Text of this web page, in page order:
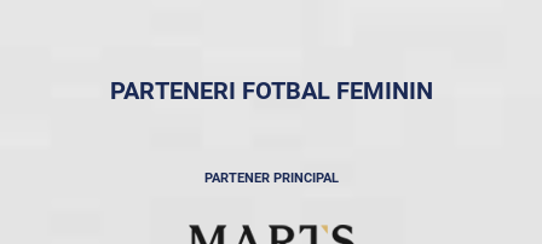
PARTENERI FOTBAL FEMININ
PARTENER PRINCIPAL